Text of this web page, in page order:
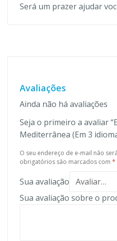
Será um prazer ajudar
Avaliações
Ainda não há avaliações
Seja o primeiro a avaliar
Mediterrânea (Em 3
O seu endereço de e-mail não
obrigatórios são marcados com *
Sua avaliação
Sua avaliação sobre o